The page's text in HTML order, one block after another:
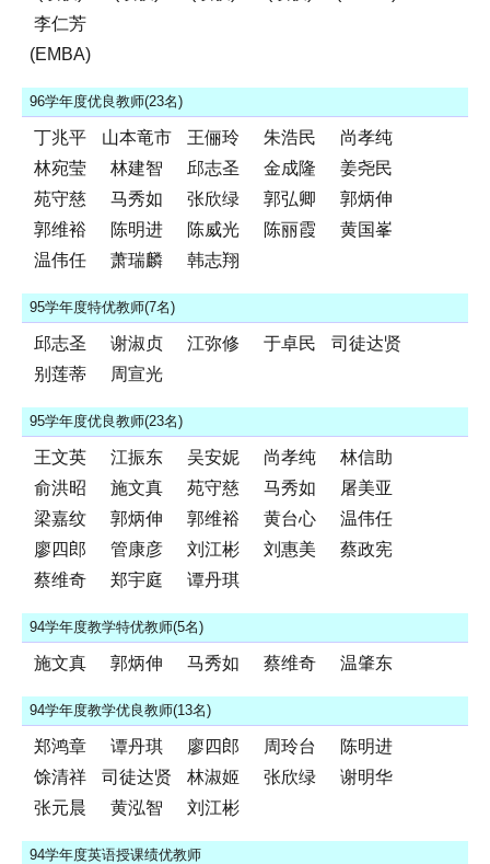
李仁芳
(EMBA)
96学年度优良教师(23名)
丁兆平 山本竜市 王俪玲 朱浩民
尚孝纯
林宛莹
林建智 邱志圣 金成隆
姜尧民
苑守慈
马秀如 张欣绿 郭弘卿
郭炳伸
郭维裕
陈明进 陈威光 陈丽霞
黄国峯
温伟任
萧瑞麟 韩志翔
95学年度特优教师(7名)
邱志圣 谢淑贞 江弥修 于卓民
司徒达贤
别莲蒂
周宣光
95学年度优良教师(23名)
王文英 江振东 吴安妮 尚孝纯
林信助
俞洪昭
施文真 苑守慈 马秀如
屠美亚
梁嘉纹
郭炳伸 郭维裕 黄台心
温伟任
廖四郎
管康彦 刘江彬 刘惠美
蔡政宪
蔡维奇
郑宇庭 谭丹琪
94学年度教学特优教师(5名)
施文真 郭炳伸 马秀如 蔡维奇 温肇东
94学年度教学优良教师(13名)
郑鸿章 谭丹琪 廖四郎 周玲台
陈明进
馀清祥
司徒达贤 林淑姬 张欣绿
谢明华
张元晨
黄泓智 刘江彬
94学年度英语授课绩优教师